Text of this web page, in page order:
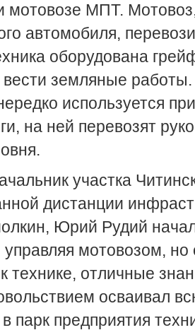
мотовозе МПТ.
автомобиля,
оборудована
земляные
используется
на ней перевозят
участка
дистанции
Юрий Рудий
управляя мотовозом, но
технике, отличные
осваивал
парк предприятия